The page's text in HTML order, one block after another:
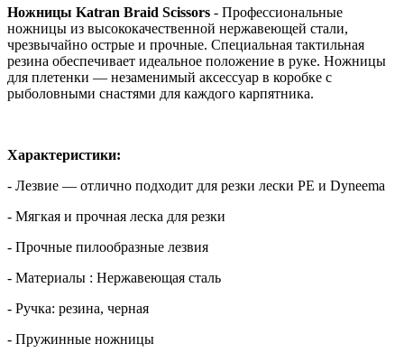
Ножницы Katran Braid Scissors - Профессиональные
ножницы из высококачественной нержавеющей стали,
чрезвычайно острые и прочные. Специальная тактильная
резина обеспечивает идеальное положение в руке. Ножницы
для плетенки — незаменимый аксессуар в коробке с
рыболовными снастями для каждого карпятника.
Характеристики:
- Лезвие — отлично подходит для резки лески PE и Dyneema
- Мягкая и прочная леска для резки
- Прочные пилообразные лезвия
- Материалы : Нержавеющая сталь
- Ручка: резина, черная
- Пружинные ножницы